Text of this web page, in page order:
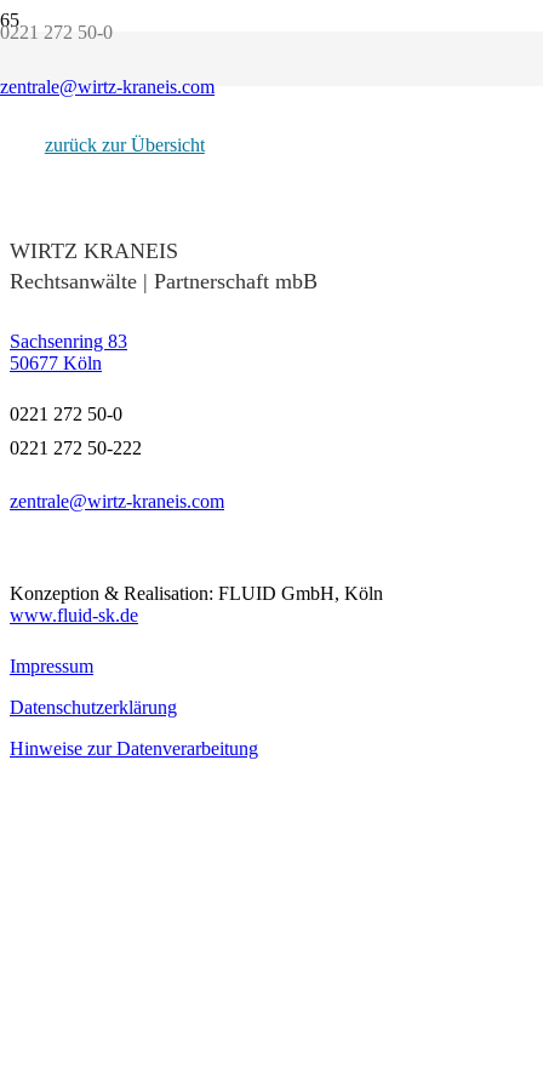
0221 272 50-0
zentrale@wirtz-kraneis.com
28. April 2026
zurück zur Übersicht
WIRTZ KRANEIS
Rechtsanwälte | Partnerschaft mbB
Sachsenring 83
50677 Köln
0221 272 50-0
0221 272 50-222
zentrale@wirtz-kraneis.com
Konzeption & Realisation: FLUID GmbH, Köln
www.fluid-sk.de
Impressum
Datenschutzerklärung
Hinweise zur Datenverarbeitung